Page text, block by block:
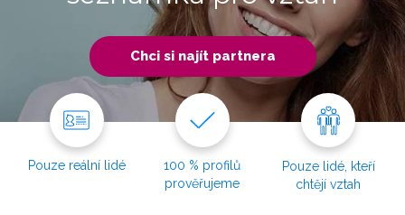
Chci si najít partnera
Pouze reální lidé
100 % profilů
prověřujeme
Pouze lidé, kteří
chtějí vztah